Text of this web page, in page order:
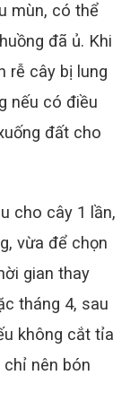
mùn, có thể
đã ủ. Khi
rễ cây bị lung
nếu có điều
đất cho
cho cây 1 lần,
vừa để chọn
gian thay
tháng 4, sau
không cắt tỉa
nên bón